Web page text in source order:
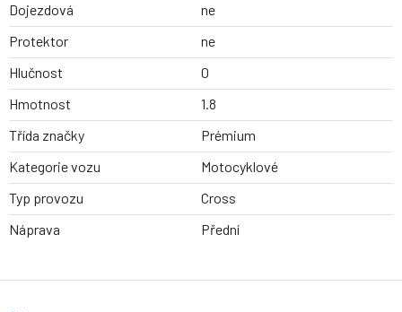
Dojezdová
ne
Protektor
ne
Hlučnost
0
Hmotnost
1.8
Třída značky
Prémium
Kategorie vozu
Motocyklové
Typ provozu
Cross
Náprava
Přední